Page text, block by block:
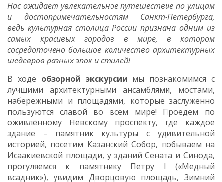
Нас ожидает увлекательное путешествие по улицам
и достопримечательностям Санкт-Петербурга,
ведь культурная столица России признана одним из
самых красивых городов в мире, в котором
сосредоточено большое количество архитектурных
шедевров разных эпох и стилей!
В ходе обзорной экскурсии мы познакомимся с
лучшими архитектурными ансамблями, мостами,
набережными и площадями, которые заслуженно
пользуются славой во всем мире! Проедем по
оживлённому Невскому проспекту, где каждое
здание – памятник культуры с удивительной
историей, посетим Казанский Собор, побываем на
Исаакиевской площади, у зданий Сената и Синода,
прогуляемся к памятнику Петру I («Медный
всадник»), увидим Дворцовую площадь, Зимний